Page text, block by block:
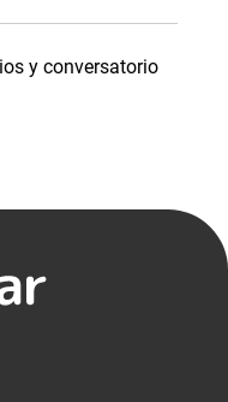
y conversatorio